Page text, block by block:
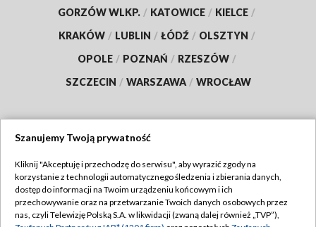
GORZÓW WLKP. / KATOWICE / KIELCE /
KRAKÓW / LUBLIN / ŁÓDŹ / OLSZTYN /
OPOLE / POZNAŃ / RZESZÓW /
SZCZECIN / WARSZAWA / WROCŁAW
TVP
Abonament TVP
Regulamin TVP
Szanujemy Twoją prywatność
Kliknij "Akceptuję i przechodzę do serwisu", aby wyrazić zgody na
korzystanie z technologii automatycznego śledzenia i zbierania danych,
dostęp do informacji na Twoim urządzeniu końcowym i ich
przechowywanie oraz na przetwarzanie Twoich danych osobowych przez
nas, czyli Telewizję Polską S.A. w likwidacji (zwaną dalej również „TVP”),